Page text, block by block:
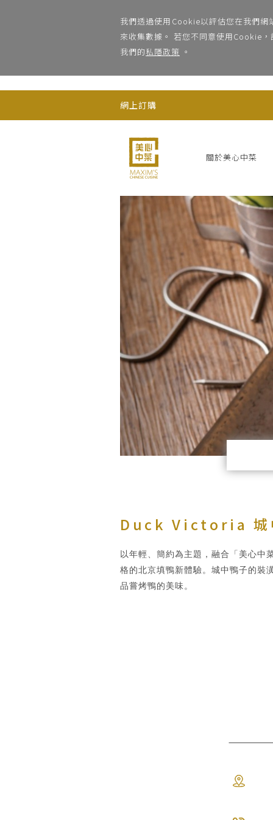
我們透過使用Cookie以評估您在我們
來收集數據。 若您不同意使用Cookie
我們的私隱政策 。
網上訂購
關於美心中菜
Previous
Duck Victoria 城
以年輕、簡約為主題，融合「美心中
格的北京填鴨新體驗。城中鴨子的裝
品嘗烤鴨的美味。